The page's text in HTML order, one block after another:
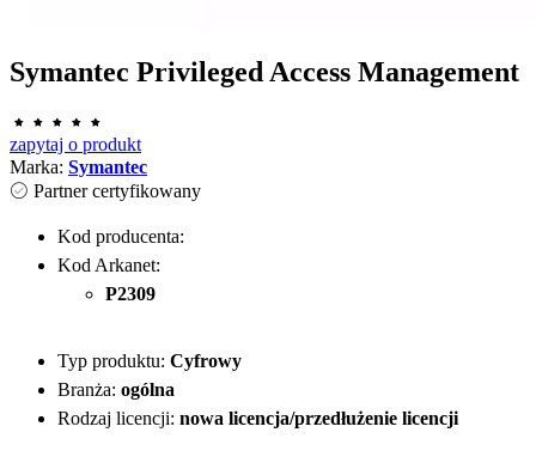
Symantec Privileged Access Management
zapytaj o produkt
Marka: Symantec
Partner certyfikowany
Kod producenta:
Kod Arkanet:
P2309
Typ produktu: Cyfrowy
Branża: ogólna
Rodzaj licencji: nowa licencja/przedłużenie licencji